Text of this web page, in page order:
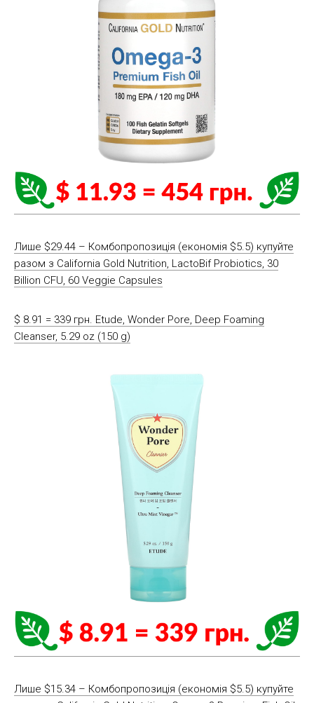
Лише $29.44 – Комбопропозиція (економія $5.5) купуйте
разом з California Gold Nutrition, LactoBif Probiotics, 30
Billion CFU, 60 Veggie Capsules
$ 8.91 = 339 грн. Etude, Wonder Pore, Deep Foaming
Cleanser, 5.29 oz (150 g)
Лише $15.34 – Комбопропозиція (економія $5.5) купуйте